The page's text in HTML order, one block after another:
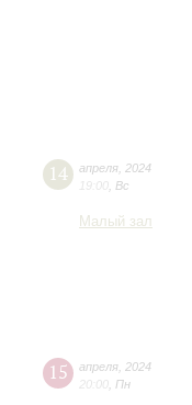
14 апреля 2024
19:00 Вс
Малый зал
15 апреля 2024
20:00 Пн